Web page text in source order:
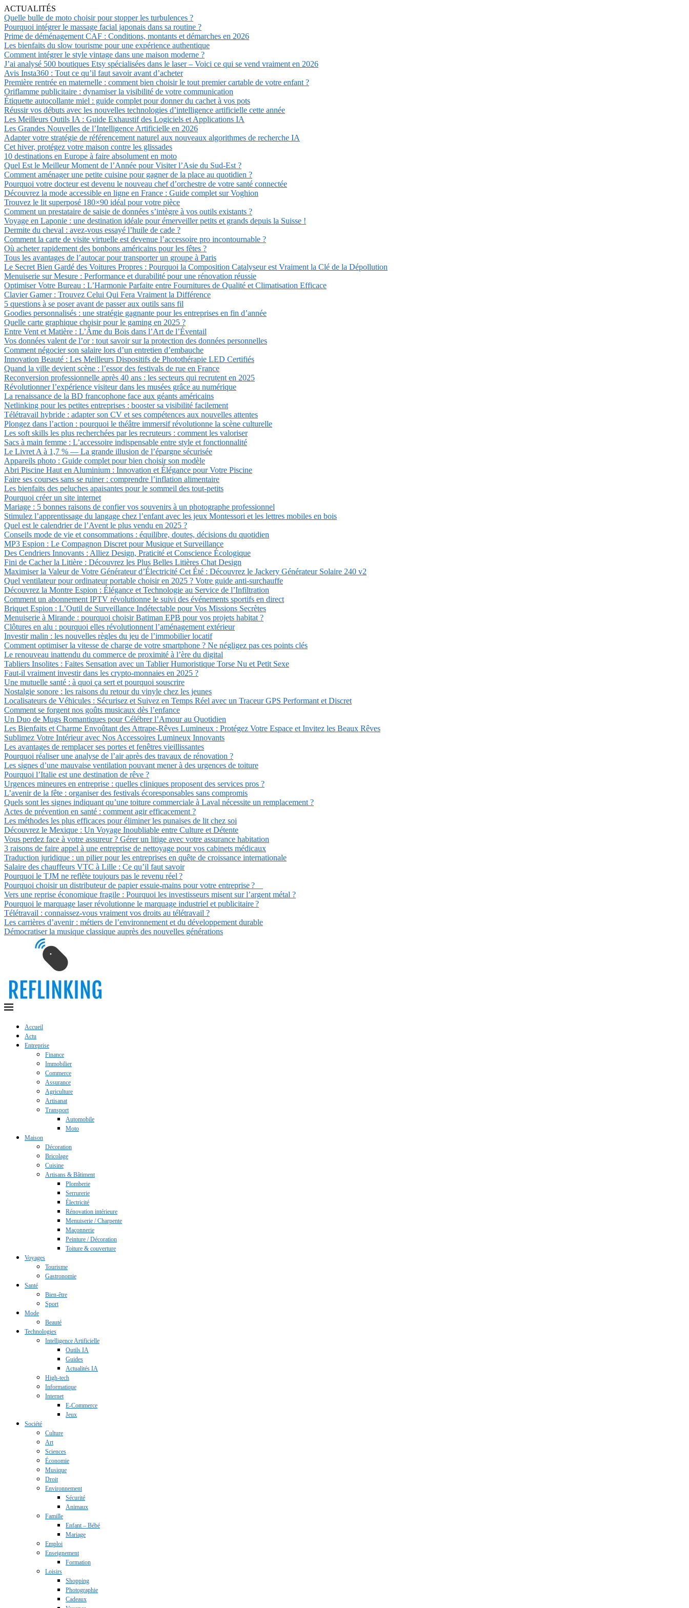
ACTUALITÉS
Quelle bulle de moto choisir pour stopper les turbulences ?
Pourquoi intégrer le massage facial japonais dans sa routine ?
Prime de déménagement CAF : Conditions, montants et démarches en 2026
Les bienfaits du slow tourisme pour une expérience authentique
Comment intégrer le style vintage dans une maison moderne ?
J’ai analysé 500 boutiques Etsy spécialisées dans le laser – Voici ce qui se vend vraiment en 2026
Avis Insta360 : Tout ce qu’il faut savoir avant d’acheter
Première rentrée en maternelle : comment bien choisir le tout premier cartable de votre enfant ?
Oriflamme publicitaire : dynamiser la visibilité de votre communication
Étiquette autocollante miel : guide complet pour donner du cachet à vos pots
Réussir vos débuts avec les nouvelles technologies d’intelligence artificielle cette année
Les Meilleurs Outils IA : Guide Exhaustif des Logiciels et Applications IA
Les Grandes Nouvelles de l’Intelligence Artificielle en 2026
Adapter votre stratégie de référencement naturel aux nouveaux algorithmes de recherche IA
Cet hiver, protégez votre maison contre les glissades
10 destinations en Europe à faire absolument en moto
Quel Est le Meilleur Moment de l’Année pour Visiter l’Asie du Sud-Est ?
Comment aménager une petite cuisine pour gagner de la place au quotidien ?
Pourquoi votre docteur est devenu le nouveau chef d’orchestre de votre santé connectée
Découvrez la mode accessible en ligne en France : Guide complet sur Voghion
Trouvez le lit superposé 180×90 idéal pour votre pièce
Comment un prestataire de saisie de données s’intègre à vos outils existants ?
Voyage en Laponie : une destination idéale pour émerveiller petits et grands depuis la Suisse !
Dermite du cheval : avez-vous essayé l’huile de cade ?
Comment la carte de visite virtuelle est devenue l’accessoire pro incontournable ?
Où acheter rapidement des bonbons américains pour les fêtes ?
Tous les avantages de l’autocar pour transporter un groupe à Paris
Le Secret Bien Gardé des Voitures Propres : Pourquoi la Composition Catalyseur est Vraiment la Clé de la Dépollution
Menuiserie sur Mesure : Performance et durabilité pour une rénovation réussie
Optimiser Votre Bureau : L’Harmonie Parfaite entre Fournitures de Qualité et Climatisation Efficace
Clavier Gamer : Trouvez Celui Qui Fera Vraiment la Différence
5 questions à se poser avant de passer aux outils sans fil
Goodies personnalisés : une stratégie gagnante pour les entreprises en fin d’année
Quelle carte graphique choisir pour le gaming en 2025 ?
Entre Vent et Matière : L’Âme du Bois dans l’Art de l’Éventail
Vos données valent de l’or : tout savoir sur la protection des données personnelles
Comment négocier son salaire lors d’un entretien d’embauche
Innovation Beauté : Les Meilleurs Dispositifs de Photothérapie LED Certifiés
Quand la ville devient scène : l’essor des festivals de rue en France
Reconversion professionnelle après 40 ans : les secteurs qui recrutent en 2025
Révolutionner l’expérience visiteur dans les musées grâce au numérique
La renaissance de la BD francophone face aux géants américains
Netlinking pour les petites entreprises : booster sa visibilité facilement
Télétravail hybride : adapter son CV et ses compétences aux nouvelles attentes
Plongez dans l’action : pourquoi le théâtre immersif révolutionne la scène culturelle
Les soft skills les plus recherchées par les recruteurs : comment les valoriser
Sacs à main femme : L’accessoire indispensable entre style et fonctionnalité
Le Livret A à 1,7 % — La grande illusion de l’épargne sécurisée
Appareils photo : Guide complet pour bien choisir son modèle
Abri Piscine Haut en Aluminium : Innovation et Élégance pour Votre Piscine
Faire ses courses sans se ruiner : comprendre l’inflation alimentaire
Les bienfaits des peluches apaisantes pour le sommeil des tout-petits
Pourquoi créer un site internet
Mariage : 5 bonnes raisons de confier vos souvenirs à un photographe professionnel
Stimulez l’apprentissage du langage chez l’enfant avec les jeux Montessori et les lettres mobiles en bois
Quel est le calendrier de l’Avent le plus vendu en 2025 ?
Conseils mode de vie et consommations : équilibre, doutes, décisions du quotidien
MP3 Espion : Le Compagnon Discret pour Musique et Surveillance
Des Cendriers Innovants : Alliez Design, Praticité et Conscience Écologique
Fini de Cacher la Litière : Découvrez les Plus Belles Litières Chat Design
Maximiser la Valeur de Votre Générateur d’Électricité Cet Été : Découvrez le Jackery Générateur Solaire 240 v2
Quel ventilateur pour ordinateur portable choisir en 2025 ? Votre guide anti-surchauffe
Découvrez la Montre Espion : Élégance et Technologie au Service de l’Infiltration
Comment un abonnement IPTV révolutionne le suivi des événements sportifs en direct
Briquet Espion : L’Outil de Surveillance Indétectable pour Vos Missions Secrètes
Menuiserie à Mirande : pourquoi choisir Batiman EPB pour vos projets habitat ?
Clôtures en alu : pourquoi elles révolutionnent l’aménagement extérieur
Investir malin : les nouvelles règles du jeu de l’immobilier locatif
Comment optimiser la vitesse de charge de votre smartphone ? Ne négligez pas ces points clés
Le renouveau inattendu du commerce de proximité à l’ère du digital
Tabliers Insolites : Faites Sensation avec un Tablier Humoristique Torse Nu et Petit Sexe
Faut-il vraiment investir dans les crypto-monnaies en 2025 ?
Une mutuelle santé : à quoi ça sert et pourquoi souscrire
Nostalgie sonore : les raisons du retour du vinyle chez les jeunes
Localisateurs de Véhicules : Sécurisez et Suivez en Temps Réel avec un Traceur GPS Performant et Discret
Comment se forgent nos goûts musicaux dès l’enfance
Un Duo de Mugs Romantiques pour Célébrer l’Amour au Quotidien
Les Bienfaits et Charme Envoûtant des Attrape-Rêves Lumineux : Protégez Votre Espace et Invitez les Beaux Rêves
Sublimez Votre Intérieur avec Nos Accessoires Lumineux Innovants
Les avantages de remplacer ses portes et fenêtres vieillissantes
Pourquoi réaliser une analyse de l’air après des travaux de rénovation ?
Les signes d’une mauvaise ventilation pouvant mener à des urgences de toiture
Pourquoi l’Italie est une destination de rêve ?
Urgences mineures en entreprise : quelles cliniques proposent des services pros ?
L’avenir de la fête : organiser des festivals écoresponsables sans compromis
Quels sont les signes indiquant qu’une toiture commerciale à Laval nécessite un remplacement ?
Actes de prévention en santé : comment agir efficacement ?
Les méthodes les plus efficaces pour éliminer les punaises de lit chez soi
Découvrez le Mexique : Un Voyage Inoubliable entre Culture et Détente
Vous perdez face à votre assureur ? Gérer un litige avec votre assurance habitation
3 raisons de faire appel à une entreprise de nettoyage pour vos cabinets médicaux
Traduction juridique : un pilier pour les entreprises en quête de croissance internationale
Salaire des chauffeurs VTC à Lille : Ce qu’il faut savoir
Pourquoi le TJM ne reflète toujours pas le revenu réel ?
Pourquoi choisir un distributeur de papier essuie-mains pour votre entreprise ?
Vers une reprise économique fragile : Pourquoi les investisseurs misent sur l’argent métal ?
Pourquoi le marquage laser révolutionne le marquage industriel et publicitaire ?
Télétravail : connaissez-vous vraiment vos droits au télétravail ?
Les carrières d’avenir : métiers de l’environnement et du développement durable
Démocratiser la musique classique auprès des nouvelles générations
Accueil
Actu
Entreprise
Finance
Immobilier
Commerce
Assurance
Agriculture
Artisanat
Transport
Automobile
Moto
Maison
Décoration
Bricolage
Cuisine
Artisans & Bâtiment
Plomberie
Serrurerie
Électricité
Rénovation intérieure
Menuiserie / Charpente
Maçonnerie
Peinture / Décoration
Toiture & couverture
Voyages
Tourisme
Gastronomie
Santé
Bien-être
Sport
Mode
Beauté
Technologies
Intelligence Artificielle
Outils IA
Guides
Actualités IA
High-tech
Informatique
Internet
E-Commerce
Jeux
Société
Culture
Art
Sciences
Économie
Musique
Droit
Environnement
Sécurité
Animaux
Famille
Enfant – Bébé
Mariage
Emploi
Enseignement
Formation
Loisirs
Shopping
Photographie
Cadeaux